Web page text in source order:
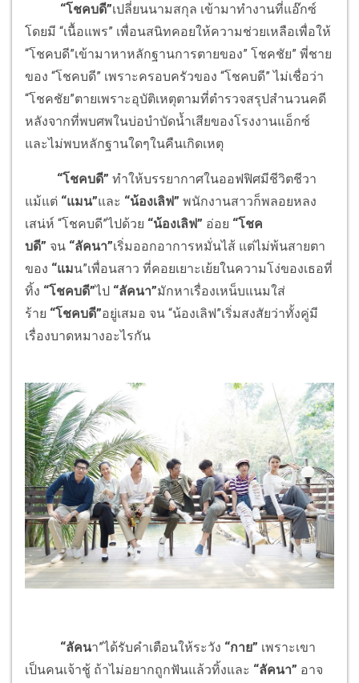
“โชคบดี”เปลี่ยนนามสกุล เข้ามาทำงานที่แอ๊กซ์
โดยมี “เนื้อแพร” เพื่อนสนิทคอยให้ความช่วยเหลือเพื่อให้
“โชคบดี”เข้ามาหาหลักฐานการตายของ” โชคชัย” พี่ชาย
ของ “โชคบดี” เพราะครอบครัวของ “โชคบดี” ไม่เชื่อว่า
“โชคชัย”ตายเพราะอุบัติเหตุตามที่ตำรวจสรุปสำนวนคดี
หลังจากที่พบศพในบ่อบำบัดน้ำเสียของโรงงานแอ็กซ์
และไม่พบหลักฐานใดๆในคืนเกิดเหตุ
“โชคบดี” ทำให้บรรยากาศในออฟฟิศมีชีวิตชีวา
แม้แต่ “แมน”และ “น้องเลิฟ” พนักงานสาวก็พลอยหลง
เสน่ห์ “โชคบดี”ไปด้วย “น้องเลิฟ” อ่อย “โชค
บดี” จน “ลัคนา”เริ่มออกอาการหมั่นไส้ แต่ไม่พ้นสายตา
ของ “แมน”เพื่อนสาว ที่คอยเยาะเย้ยในความโง่ของเธอที่
ทิ้ง “โชคบดี”ไป “ลัคนา”มักหาเรื่องเหน็บแนมใส่
ร้าย “โชคบดี”อยู่เสมอ จน “น้องเลิฟ”เริ่มสงสัยว่าทั้งคู่มี
เรื่องบาดหมางอะไรกัน
“ลัคนา”ได้รับคำเตือนให้ระวัง “กาย” เพราะเขา
เป็นคนเจ้าชู้ ถ้าไม่อยากถูกฟันแล้วทิ้งและ “ลัคนา” อาจ